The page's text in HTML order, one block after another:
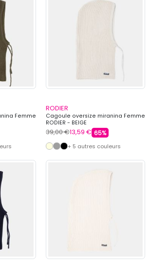
Femme
RODIER
Cagoule oversize miranina Femme
RODIER - BEIGE
39,00 €13,59 € 65%
+ 5 autres couleurs